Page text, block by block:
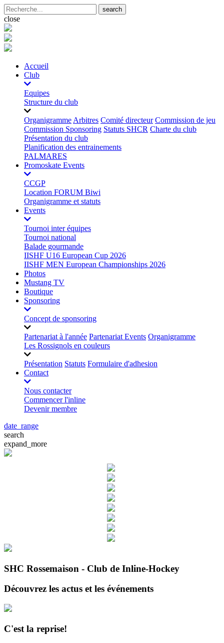
search
close
Accueil
Club
Equipes
Structure du club
Organigramme Arbitres Comité directeur Commission de jeu
Commission Sponsoring Statuts SHCR Charte du club
Présentation du club
Planification des entrainements
PALMARES
Promoskate Events
CCGP
Location FORUM Biwi
Organigramme et statuts
Events
Tournoi inter équipes
Tournoi national
Balade gourmande
IISHF U16 European Cup 2026
IISHF MEN European Championships 2026
Photos
Mustang TV
Boutique
Sponsoring
Concept de sponsoring
Partenariat à l'année Partenariat Events Organigramme
Les Rossignols en couleurs
Présentation Statuts Formulaire d'adhesion
Contact
Nous contacter
Commencer l'inline
Devenir membre
date_range
search
expand_more
SHC Rossemaison - Club de Inline-Hockey
Découvrez les actus et les événements
C'est la reprise!